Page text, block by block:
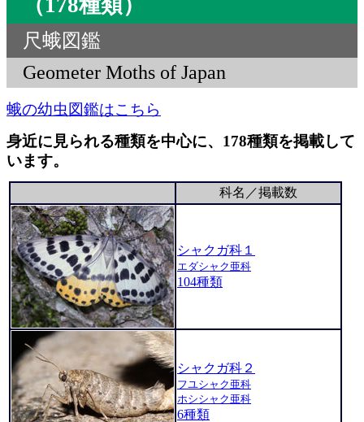
（178種類）
尺蛾図鑑
Geometer Moths of Japan
蛾の幼虫図鑑はこちら
身近に見られる種類を中心に、178種類を掲載して
います。
科名／掲載数
シャクガ科１
エダシャク亜科
104種類
シャクガ科２
フユシャク亜科
ホシシャク亜科
6種類